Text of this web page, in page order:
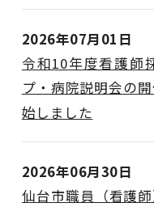
2026年07月01日
令和10年度看護師
プ・病院説明会の
始しました
2026年06月30日
仙台市職員（看護